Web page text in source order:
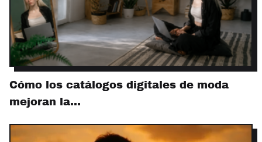
Cómo los catálogos digitales de moda
mejoran la…